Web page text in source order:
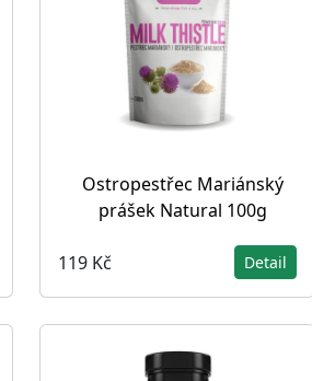
Ostropestřec Mariánský
prášek Natural 100g
119 Kč Detail